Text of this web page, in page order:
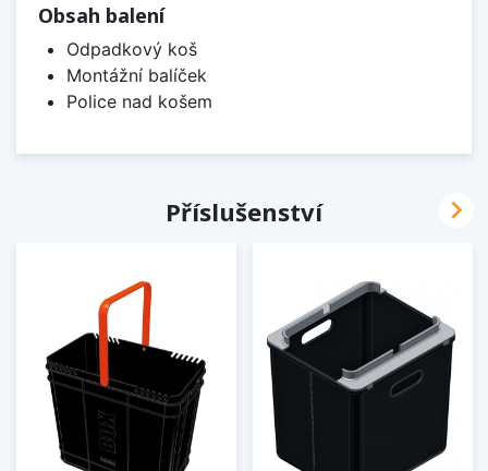
Obsah balení
Odpadkový koš
Montážní balíček
Police nad košem
Příslušenství 